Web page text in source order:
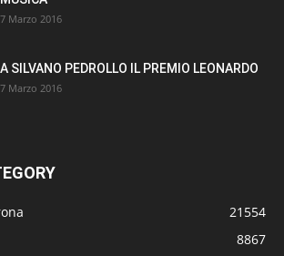
7 Marzo 2016
A SILVANO PEDROLLO IL PREMIO LEONARDO
7 Marzo 2016
21554
8867